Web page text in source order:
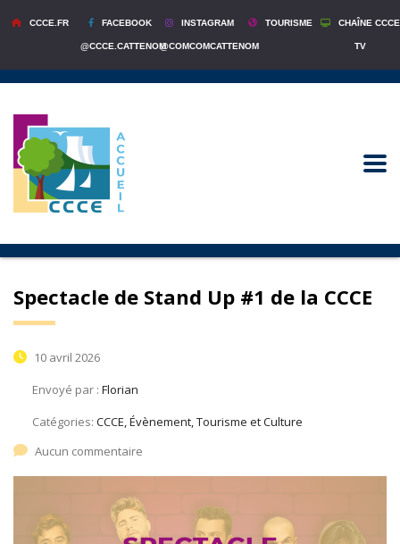
CCCE.FR FACEBOOK
@CCCE.CATTENOM
INSTAGRAM
@COMCOMCATTENOM
TOURISME CHAÎNE CCCE
TV
Spectacle de Stand Up #1 de la CCCE
10 avril 2026
Envoyé par : Florian
Catégories: CCCE, Évènement, Tourisme et Culture
Aucun commentaire